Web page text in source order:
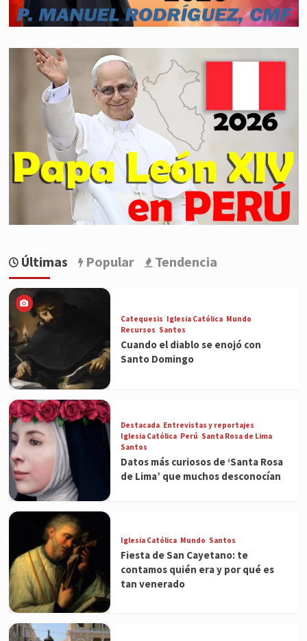
Últimas Popular Tendencia
Catequesis Iglesia Católica Mundo
Recursos Santos
Cuando el diablo se enojó con
Santo Domingo
Destacada Entrevistas y reportajes
Iglesia Católica Perú Santa Rosa de Lima
Santos
Datos más curiosos de ‘Santa Rosa
de Lima’ que muchos desconocían
Iglesia Católica Mundo Santos
Fiesta de San Cayetano: te
contamos quién era y por qué es
tan venerado